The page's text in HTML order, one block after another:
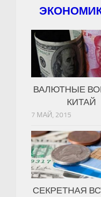
ВАЛЮТНЫЕ
КИТАЙ
7 МАЙ, 2015
СЕКРЕТНАЯ